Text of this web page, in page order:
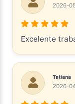
2026-
Excelente
Tatiana
2026-